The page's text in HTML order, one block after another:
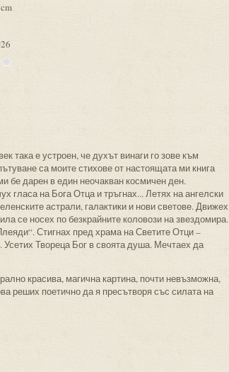
така е устроен, че духът винаги го зове към
са моите стихове от настоящата ми книга
бе дарен в един неочакван космичен ден.
гласа на Бога Отца и тръгнах... Летях на ангелски
астрали, галактики и нови светове. Движех
се носех по безкрайните коловози на звездомира.
Стигнах пред храма на Светите Отци –
Твореца Бог в своята душа. Мечтаех да
красива, магична картина, почти невъзможна,
реших поетично да я пресътворя със силата на